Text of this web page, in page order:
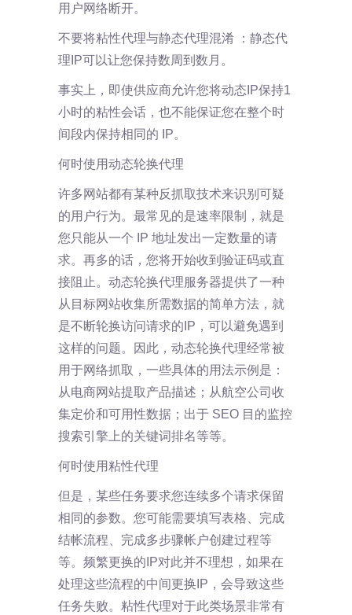
用户网络断开。
不要将粘性代理与静态代理混淆 ：静态代
理IP可以让您保持数周到数月。
事实上，即使供应商允许您将动态IP保持1
小时的粘性会话，也不能保证您在整个时
间段内保持相同的 IP。
何时使用动态轮换代理
许多网站都有某种反抓取技术来识别可疑
的用户行为。最常见的是速率限制，就是
您只能从一个 IP 地址发出一定数量的请
求。再多的话，您将开始收到验证码或直
接阻止。动态轮换代理服务器提供了一种
从目标网站收集所需数据的简单方法，就
是不断轮换访问请求的IP，可以避免遇到
这样的问题。因此，动态轮换代理经常被
用于网络抓取，一些具体的用法示例是：
从电商网站提取产品描述；从航空公司收
集定价和可用性数据；出于 SEO 目的监控
搜索引擎上的关键词排名等等。
何时使用粘性代理
但是，某些任务要求您连续多个请求保留
相同的参数。您可能需要填写表格、完成
结帐流程、完成多步骤帐户创建过程等
等。频繁更换的IP对此并不理想，如果在
处理这些流程的中间更换IP，会导致这些
任务失败。粘性代理对于此类场景非常有